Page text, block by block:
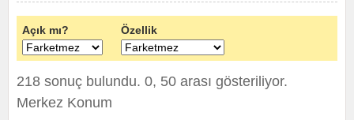
Açık mı? Özellik
218 sonuç bulundu. 0, 50 arası gösteriliyor.
Merkez Konum